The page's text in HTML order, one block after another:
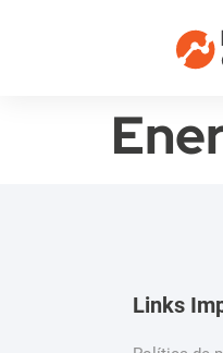
Links